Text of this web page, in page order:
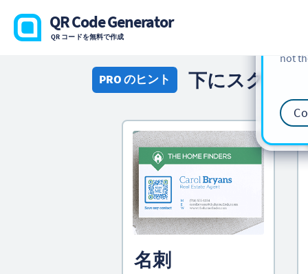
QR Code Generator
QR コードを無料で作成
PRO のヒント 下にスクロ
名刺
not